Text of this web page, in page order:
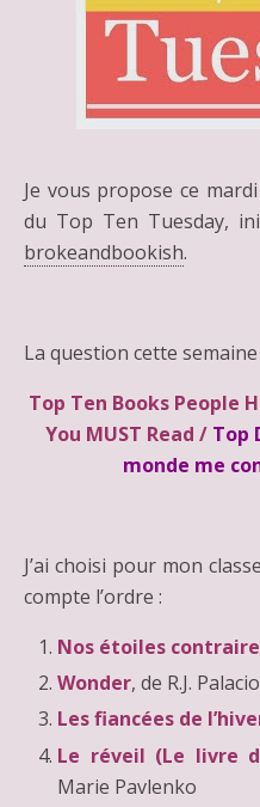
Je vous propose ce
du Top Ten Tuesday,
brokeandbookish.
La question cette semaine
Top Ten Books People
You MUST Read / Top
monde me
J’ai choisi pour mon
compte l’ordre :
Nos étoiles
Wonder, de R.J. Palacio
Les fiancées de
Le réveil (Le livre
Marie Pavlenko